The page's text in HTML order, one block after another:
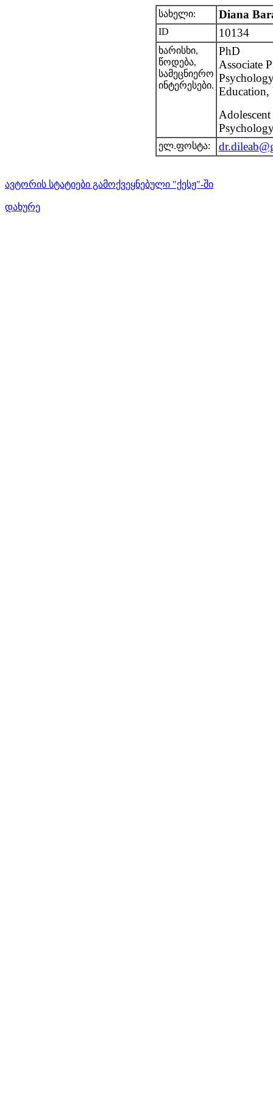
სახელი: Diana
ID 10134
ხარისხი,
წოდება,
სამეცნიერო
ინტერესები.
PhD
Associate
Education,
ელ.ფოსტა:
ავტორის სტატიები გამოქვეყნებული "ქესჟ"-ში
დახურე